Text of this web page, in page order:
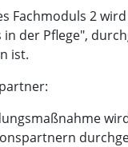
Fachmoduls 2
in der Pflege",
ist.